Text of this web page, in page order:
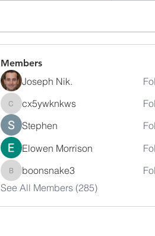
Members
Joseph Nik.
cx5ywknkws
cx5ywknkws
Stephen
Elowen Morrison
boonsnake3
boonsnake3
See All Members (285)